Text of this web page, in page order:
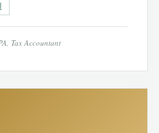
Tax Accountant